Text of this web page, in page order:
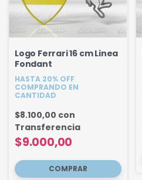
Logo Ferrari 16 cm Linea
Fondant
HASTA 20% OFF
COMPRANDO EN
CANTIDAD
$9.000,00
$8.100,00 con
Transferencia